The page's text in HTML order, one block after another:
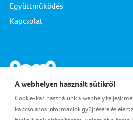
Együttműködés
Kapcsolat
A webhelyen használt sütikről
Cookie-kat használunk a webhely
kapcsolatos információk gyűjtésére és